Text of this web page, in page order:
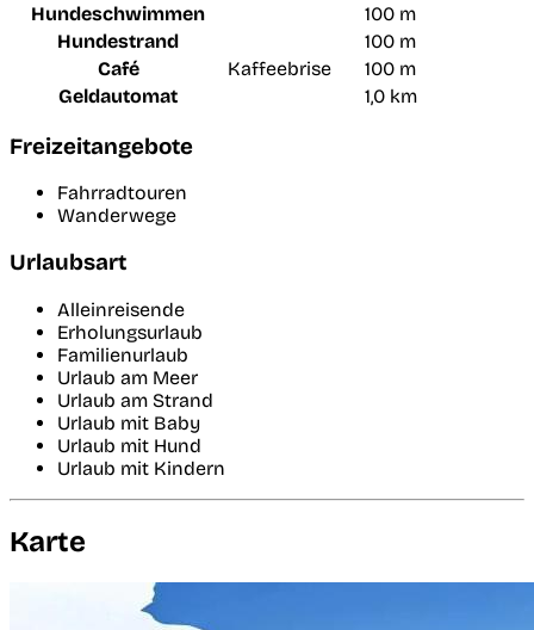
Hundeschwimmen
100 m
Hundestrand
100 m
Café
Kaffeebrise
100 m
Geldautomat
1,0 km
Freizeitangebote
Fahrradtouren
Wanderwege
Urlaubsart
Alleinreisende
Erholungsurlaub
Familienurlaub
Urlaub am Meer
Urlaub am Strand
Urlaub mit Baby
Urlaub mit Hund
Urlaub mit Kindern
Karte